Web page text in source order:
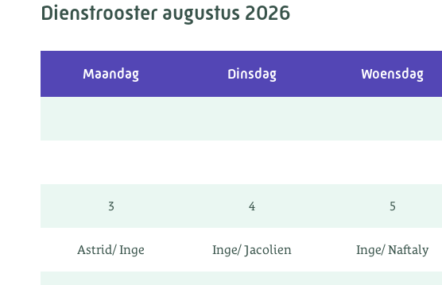
Dienstrooster augustus 2026
Maandag Dinsdag Woensdag
3 4 5
Astrid/ Inge Inge/ Jacolien Inge/ Naftaly